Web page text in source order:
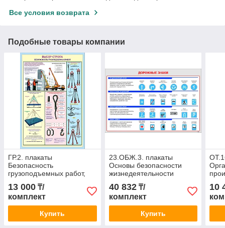
Все условия возврата
Подобные товары компании
ГР.2. плакаты
Безопасность
грузоподъемных работ,
90х60 см, 5 шт
13 000 ₸/
комплект
Купить
23.ОБЖ.3. плакаты
Основы безопасности
жизнедеятельности
(ОБЖ), 60х90 см, в
комплекте 16 шт
40 832₸/
комплект
Купить
10